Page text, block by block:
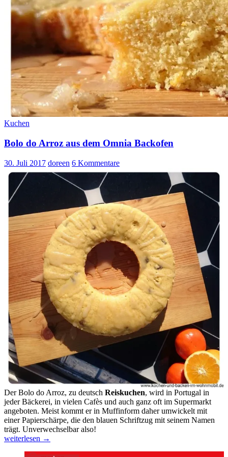
Kuchen
Bolo do Arroz aus dem Omnia Backofen
30. Juli 2017 doreen 6 Kommentare
Der Bolo do Arroz, zu deutsch Reiskuchen, wird in Portugal in
jeder Bäckerei, in vielen Cafès und auch ganz oft im Supermarkt
angeboten. Meist kommt er in Muffinform daher umwickelt mit
einer Papierschärpe, die den blauen Schriftzug mit seinem Namen
trägt. Unverwechselbar also!
Bolo
weiterlesen →